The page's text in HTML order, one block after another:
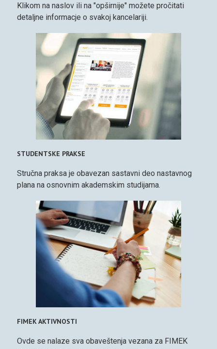
Klikom na naslov ili na "opširnije" možete pročitati
detaljne informacje o svakoj kancelariji.
STUDENTSKE PRAKSE
Stručna praksa je obavezan sastavni deo nastavnog
plana na osnovnim akademskim studijama.
FIMEK AKTIVNOSTI
Ovde se nalaze sva obaveštenja vezana za FIMEK